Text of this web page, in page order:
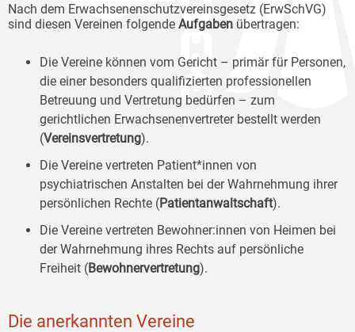
Nach dem Erwachsenenschutzvereinsgesetz (ErwSchVG)
sind diesen Vereinen folgende Aufgaben übertragen:
Die Vereine können vom Gericht – primär für Personen,
die einer besonders qualifizierten professionellen
Betreuung und Vertretung bedürfen – zum
gerichtlichen Erwachsenenvertreter bestellt werden
(Vereinsvertretung).
Die Vereine vertreten Patient*innen von
psychiatrischen Anstalten bei der Wahrnehmung ihrer
persönlichen Rechte (Patientanwaltschaft).
Die Vereine vertreten Bewohner:innen von Heimen bei
der Wahrnehmung ihres Rechts auf persönliche
Freiheit (Bewohnervertretung).
Die anerkannten Vereine